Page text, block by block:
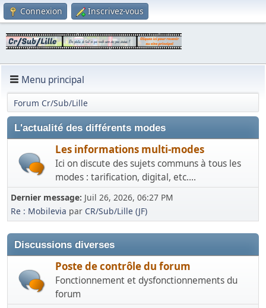
Connexion Inscrivez-vous
Menu principal
Forum Cr/Sub/Lille
L'actualité des différents modes
Les informations multi-modes
Ici on discute des sujets communs à tous les
modes : tarification, digital, etc....
Dernier message: Juil 26, 2026, 06:27 PM
Re : Mobilevia par CR/Sub/Lille (JF)
Discussions diverses
Poste de contrôle du forum
Fonctionnement et dysfonctionnements du
forum